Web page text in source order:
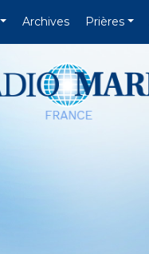
Archives Prières